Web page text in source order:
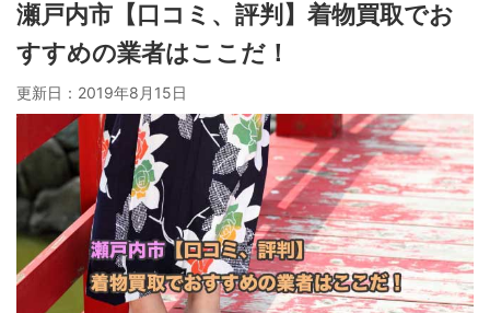
瀬戸内市【口コミ、評判】着物買取でお
すすめの業者はここだ！
更新日： 2019年8月15日